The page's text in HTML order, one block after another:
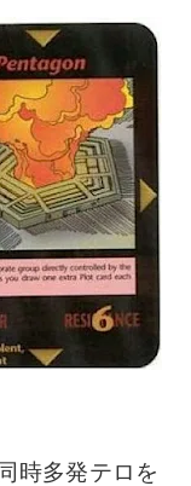
時多発テロを